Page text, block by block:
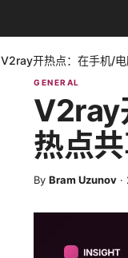
V2ray开热点：在手机/
GENERAL
V2ray
热点
By Bram Uzunov ·